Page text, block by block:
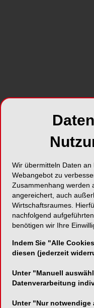
Nemec +
für
Oberdorfstr. 47
63505
Website: http://
Telefon:
+49 (0)
Wir übermitteln Daten
Webangebot zu
Zusammenhang werden
angereichert, auch
Wirtschaftsraumes.
nachfolgend
benötigen wir Ihre
Indem Sie "Alle
diesen (jederzeit
Unter "Manuell
Datenverarbeitung
Unter "Nur notwendige